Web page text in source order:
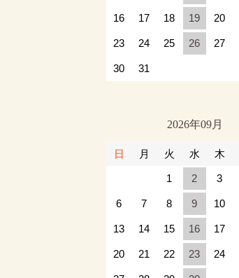
16 17 18 19 20
23 24 25 26 27
30 31
2026年09月
日 月 火 水 木
1 2 3
6 7 8 9 10
13 14 15 16 17
20 21 22 23 24